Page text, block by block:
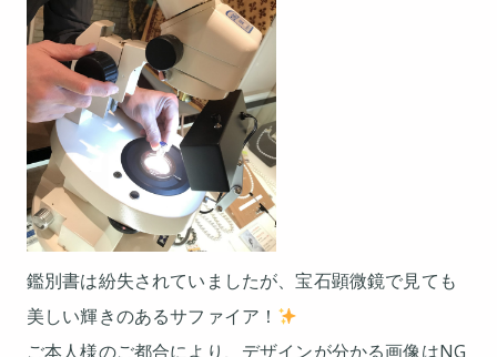
鑑別書は紛失されていましたが、宝石顕微鏡で見ても
美しい輝きのあるサファイア！
ご本人様のご都合により、デザインが分かる画像はNG